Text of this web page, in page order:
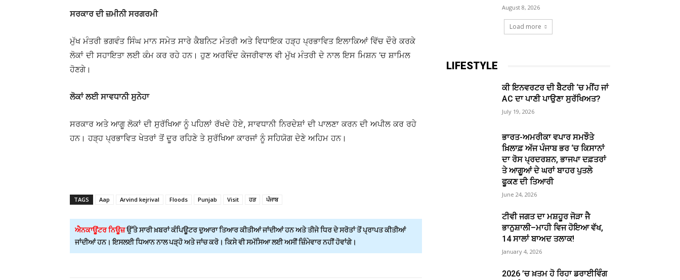
ਸਰਕਾਰ ਦੀ ਜ਼ਮੀਨੀ ਸਰਗਰਮੀ
ਮੁੱਖ ਮੰਤਰੀ ਭਗਵੰਤ ਸਿੰਘ ਮਾਨ ਸਮੇਤ ਸਾਰੇ ਕੈਬਨਿਟ ਮੰਤਰੀ ਅਤੇ ਵਿਧਾਇਕ ਹੜ੍ਹ ਪ੍ਰਭਾਵਿਤ ਇਲਾਕਿਆਂ ਵਿੱਚ ਦੌਰੇ ਕਰਕੇ
ਲੋਕਾਂ ਦੀ ਸਹਾਇਤਾ ਲਈ ਕੰਮ ਕਰ ਰਹੇ ਹਨ। ਹੁਣ ਅਰਵਿੰਦ ਕੇਜਰੀਵਾਲ ਵੀ ਮੁੱਖ ਮੰਤਰੀ ਦੇ ਨਾਲ ਇਸ ਮਿਸ਼ਨ ’ਚ ਸ਼ਾਮਿਲ
ਹੋਣਗੇ।
ਲੋਕਾਂ ਲਈ ਸਾਵਧਾਨੀ ਸੁਨੇਹਾ
ਸਰਕਾਰ ਅਤੇ ਆਗੂ ਲੋਕਾਂ ਦੀ ਸੁਰੱਖਿਆ ਨੂੰ ਪਹਿਲਾਂ ਰੱਖਦੇ ਹੋਏ, ਸਾਵਧਾਨੀ ਨਿਰਦੇਸ਼ਾਂ ਦੀ ਪਾਲਣਾ ਕਰਨ ਦੀ ਅਪੀਲ ਕਰ ਰਹੇ
ਹਨ। ਹੜ੍ਹ ਪ੍ਰਭਾਵਿਤ ਖੇਤਰਾਂ ਤੋਂ ਦੂਰ ਰਹਿਣੇ ਤੇ ਸੁਰੱਖਿਆ ਕਾਰਜਾਂ ਨੂੰ ਸਹਿਯੋਗ ਦੇਣੇ ਅਹਿਮ ਹਨ।
TAGS Aap Arvind kejrival Floods Punjab Visit ਹੜ ਪੰਜਾਬ
ਐਨਕਾਊਂਟਰ ਨਿਊਜ਼ਉੱਤੇ ਸਾਰੀ ਖ਼ਬਰਾਂ ਕੰਪਿਊਟਰ ਦੁਆਰਾ ਤਿਆਰ ਕੀਤੀਆਂ ਜਾਂਦੀਆਂ ਹਨ ਅਤੇ ਤੀਜੇ ਧਿਰ ਦੇ ਸਰੋਤਾਂ ਤੋਂ ਪ੍ਰਾਪਤ ਕੀਤੀਆਂ
ਜਾਂਦੀਆਂ ਹਨ। ਇਸਲਈ ਧਿਆਨ ਨਾਲ ਪੜ੍ਹੋ ਅਤੇ ਜਾਂਚ ਕਰੋ। ਕਿਸੇ ਵੀ ਸਮੱਸਿਆ ਲਈ ਅਸੀਂ ਜ਼ਿੰਮੇਵਾਰ ਨਹੀਂ ਹੋਵਾਂਗੇ।
August 8, 2026
Load more
LIFESTYLE
ਕੀ ਇਨਵਰਟਰ ਦੀ ਬੈਟਰੀ ‘ਚ ਮੀਂਹ ਜਾਂ
AC ਦਾ ਪਾਣੀ ਪਾਉਣਾ ਸੁਰੱਖਿਅਤ?
July 19, 2026
ਭਾਰਤ-ਅਮਰੀਕਾ ਵਪਾਰ ਸਮਝੌਤੇ
ਖ਼ਿਲਾਫ਼ ਅੱਜ ਪੰਜਾਬ ਭਰ ‘ਚ ਕਿਸਾਨਾਂ
ਦਾ ਰੋਸ ਪ੍ਰਦਰਸ਼ਨ, ਭਾਜਪਾ ਦਫ਼ਤਰਾਂ
ਤੇ ਆਗੂਆਂ ਦੇ ਘਰਾਂ ਬਾਹਰ ਪੁਤਲੇ
ਫੂਕਣ ਦੀ ਤਿਆਰੀ
June 24, 2026
ਟੀਵੀ ਜਗਤ ਦਾ ਮਸ਼ਹੂਰ ਜੋੜਾ ਜੈ
ਭਾਨੁਸ਼ਾਲੀ–ਮਾਹੀ ਵਿਜ ਹੋਇਆ ਵੱਖ,
14 ਸਾਲਾਂ ਬਾਅਦ ਤਲਾਕ!
January 4, 2026
2026 ’ਚ ਖ਼ਤਮ ਹੋ ਰਿਹਾ ਡਰਾਈਵਿੰਗ